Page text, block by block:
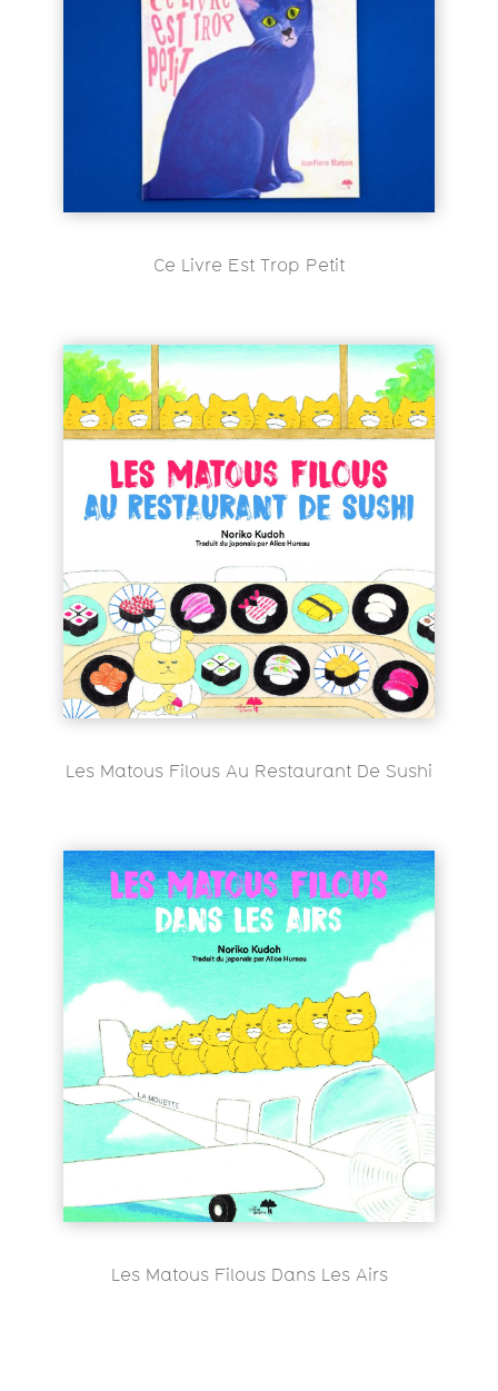
Ce Livre Est Trop Petit
Les Matous Filous Au Restaurant De Sushi
Les Matous Filous Dans Les Airs